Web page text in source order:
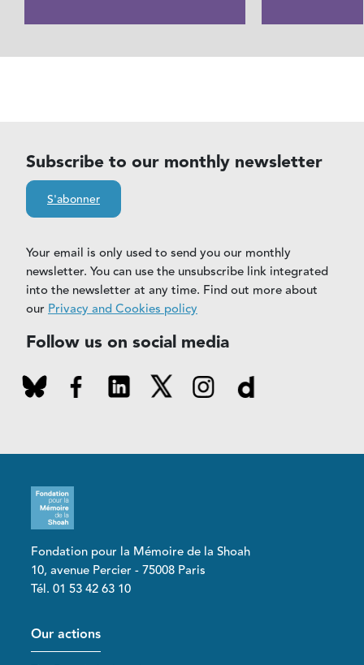
Subscribe to our monthly newsletter
S'abonner
Your email is only used to send you our monthly
newsletter. You can use the unsubscribe link integrated
into the newsletter at any time. Find out more about
our Privacy and Cookies policy
Follow us on social media
Fondation pour la Mémoire de la Shoah
10, avenue Percier - 75008 Paris
Tél. 01 53 42 63 10
Pied de page
Our actions